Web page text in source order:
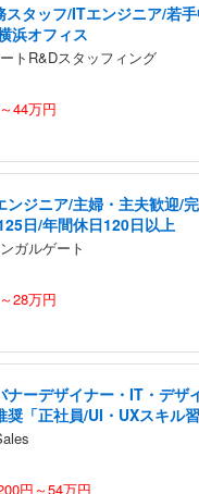
スタッフ/ITエンジニア/若
浜オフィス
トR&Dスタッフィング
44万円
ンジニア/主婦・主夫歓迎/
日/年間休日120日以上
ガルゲート
28万円
ーデザイナー・IT・デザ
「正社員/UI・UXスキル習
円～54万円